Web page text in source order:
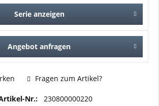
Serie anzeigen
Angebot anfragen
Fragen zum Artikel?
Nr.: 230800000220